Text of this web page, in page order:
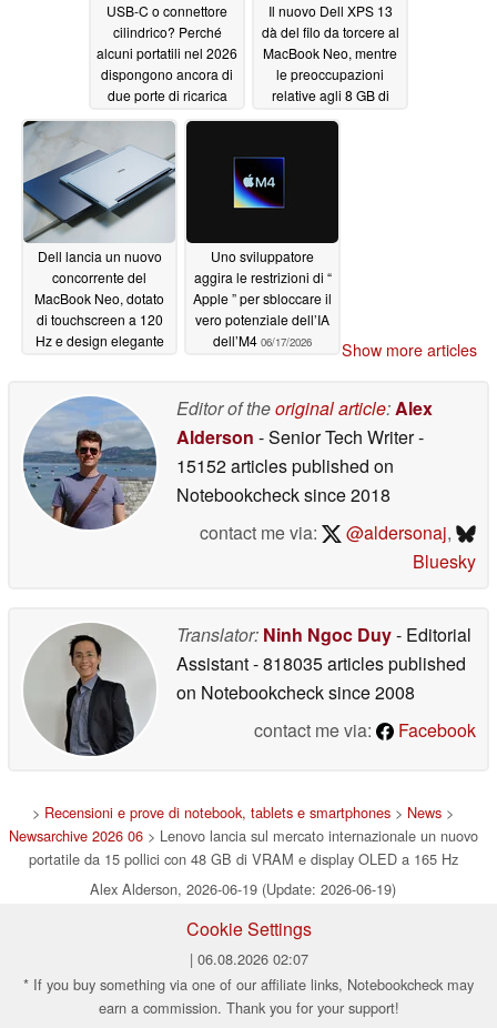
USB-C o connettore
cilindrico? Perché
alcuni portatili nel 2026
dispongono ancora di
due porte di ricarica
06/18/2026
Il nuovo Dell XPS 13
dà del filo da torcere al
MacBook Neo, mentre
le preoccupazioni
relative agli 8 GB di
Dell lancia un nuovo
concorrente del
MacBook Neo, dotato
di touchscreen a 120
Hz e design elegante
Uno sviluppatore
aggira le restrizioni di “
Apple ” per sbloccare il
vero potenziale dell’IA
dell’M4 06/17/2026 Show more articles
Editor of theoriginal article:Alex
Alderson - Senior Tech Writer-
15152 articles published on
Notebookchecksince 2018
contact me via:
@aldersonaj,
Bluesky
Translator: Ninh Ngoc Duy- Editorial
Assistant- 818035 articles published
on Notebookchecksince 2008
contact me via:
Facebook
> Recensioni e prove di notebook, tablets e smartphones > News >
Newsarchive 2026 06> Lenovo lancia sul mercato internazionale un nuovo
portatile da 15 pollici con 48 GB di VRAM e display OLED a 165 Hz
Alex Alderson, 2026-06-19 (Update: 2026-06-19)
Cookie Settings
| 06.08.2026 02:07
* If you buy something via one of our affiliate links, Notebookcheck may
earn a commission. Thank you for your support!